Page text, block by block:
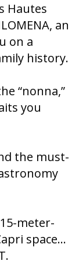
Hautes
an
on a
history.
“nonna,”
you
the must-
meter-
space...